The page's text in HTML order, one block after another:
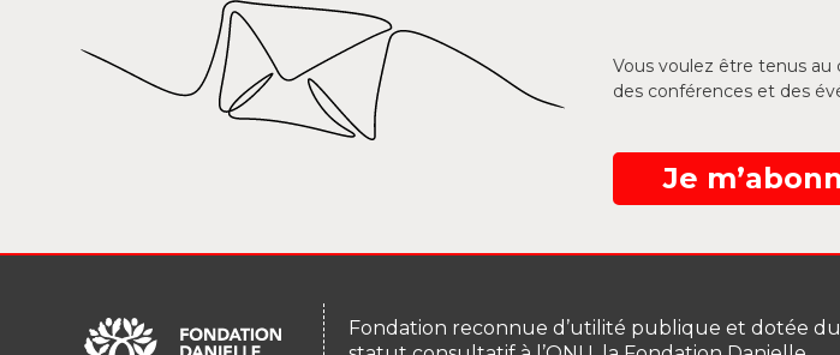
Vous voulez être tenus
des conférences et des
Je
Fondation reconnue d’utilité publique et dotée du